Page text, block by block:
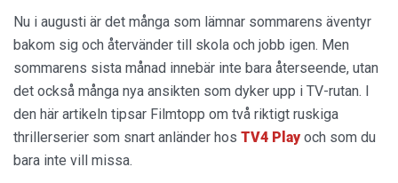
Nu i augusti är det många som lämnar sommarens äventyr
bakom sig och återvänder till skola och jobb igen. Men
sommarens sista månad innebär inte bara återseende, utan
det också många nya ansikten som dyker upp i TV-rutan. I
den här artikeln tipsar Filmtopp om två riktigt ruskiga
thrillerserier som snart anländer hos TV4 Playoch som du
bara inte vill missa.